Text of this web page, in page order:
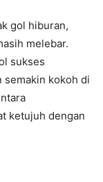
gol hiburan,
melebar.
sukses
semakin kokoh di
ketujuh dengan